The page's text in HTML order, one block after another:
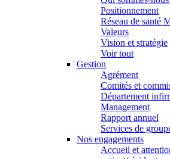
Positionnement
Réseau de santé
Valeurs
Vision et stratégie
Voir tout
Gestion
Agrément
Comités et
Département
Management
Rapport annuel
Services de
Nos engagements
Accueil et